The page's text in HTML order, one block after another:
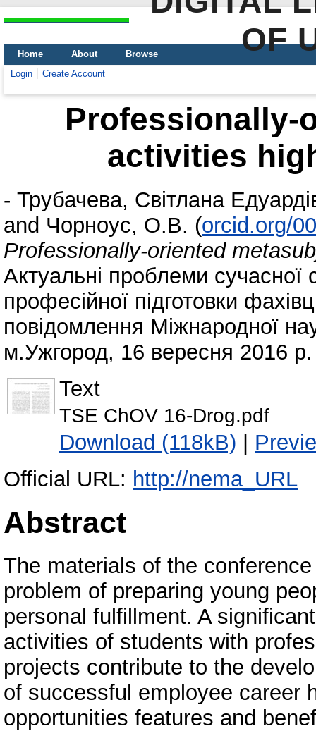
OF
Home About
Browse
Login
Create Account
Professionally-
activities
- Трубачева, Світлана
and Чорноус, О.В. (orcid.org/
Professionally-oriented
Актуальні проблеми сучасної
професійної підготовки
повідомлення Міжнародної
м.Ужгород, 16 вересня 2016
Text
TSE ChOV 16-Drog.pdf
Download (118kB) |
Official URL: http://nema_URL
Abstract
The materials of the
problem of preparing young
personal fulfillment. A
activities of students with
projects contribute to the
of successful employee career
opportunities features and